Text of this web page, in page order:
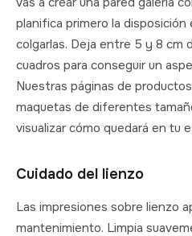
planifica primero la disposición
colgarlas. Deja entre 5 y 8 cm
cuadros para conseguir un
Nuestras páginas de
maquetas de diferentes
visualizar cómo quedará en tu
Cuidado del lienzo
Las impresiones sobre lienzo
mantenimiento. Limpia